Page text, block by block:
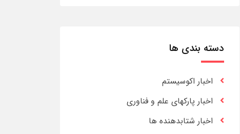
دسته بندی ها
اخبار اکوسیستم
اخبار پارکهای علم و فناوری
اخبار شتابدهنده ها